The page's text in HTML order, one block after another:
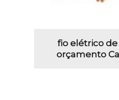
fio elétrico
orçamento